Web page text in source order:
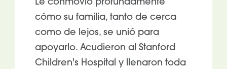
Le conmovió profundamente
cómo su familia, tanto de cerca
como de lejos, se unió para
apoyarlo. Acudieron al Stanford
Children's Hospital y llenaron toda